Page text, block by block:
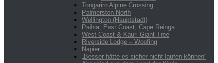
Tongariro Alpine Crossing
Palmerston North
Wellington (Hauptstadt)
Paihia, East Coast, Cape Reinga
West Coast & Kauri Giant Tree
Riverside Lodge – Woofing
Napier
„Besser hätte es sicher nicht laufen können“